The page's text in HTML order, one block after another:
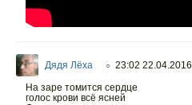
Дядя Лёха ○ 23:02 22.04.2016
На заре томится сердце
голос крови всё ясней